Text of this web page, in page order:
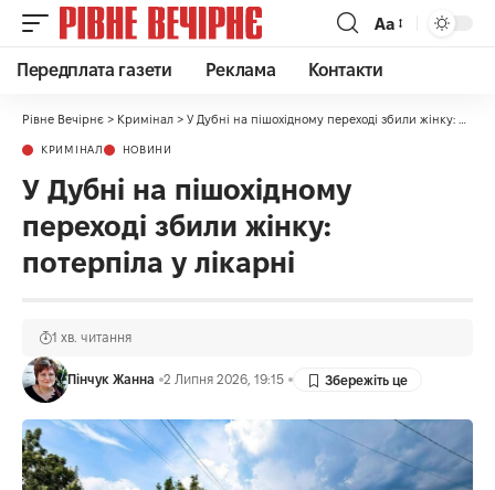
Аа
Передплата газети Реклама Контакти
Рівне Вечірнє > Кримінал > У Дубні на пішохідному переході збили жінку: потерпіла у лікарні
КРИМІНАЛ НОВИНИ
У Дубні на пішохідному
переході збили жінку:
потерпіла у лікарні
Пінчук Жанна 2 Липня 2026, 19:15
1 хв. читання